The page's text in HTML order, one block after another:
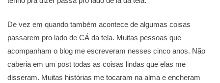
De vez em quando também acontece de algumas coisas
passarem pro lado de CÁ da tela. Muitas pessoas que
acompanham o blog me escreveram nesses cinco anos. Não
caberia em um post todas as coisas lindas que elas me
disseram. Muitas histórias me tocaram na alma e encheram